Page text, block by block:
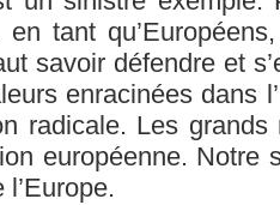
tant
savoir défendre et
enracinées dans
radicale. Les grands
européenne. Notre